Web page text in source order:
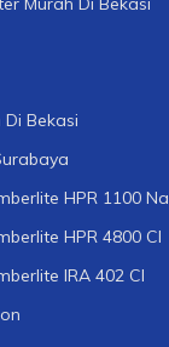
Di Bekasi
HPR 1100 Na
HPR 4800 Cl
IRA 402 Cl